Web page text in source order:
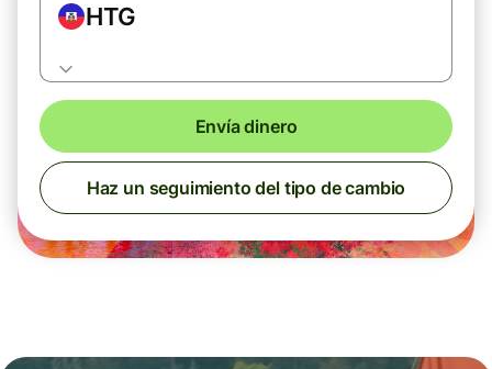
HTG
Envía dinero
Haz un seguimiento del tipo de cambio